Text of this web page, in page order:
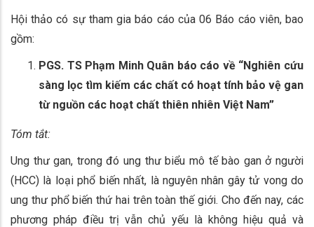
Hội thảo có sự tham gia báo cáo của 06 Báo cáo viên, bao
gồm:
PGS. TS Phạm Minh Quân báo cáo về “Nghiên cứu
sàng lọc tìm kiếm các chất có hoạt tính bảo vệ gan
từ nguồn các hoạt chất thiên nhiên Việt Nam”
Tóm tắt:
Ung thư gan, trong đó ung thư biểu mô tế bào gan ở người
(HCC) là loại phổ biến nhất, là nguyên nhân gây tử vong do
ung thư phổ biến thứ hai trên toàn thế giới. Cho đến nay, các
phương pháp điều trị vẫn chủ yếu là không hiệu quả và